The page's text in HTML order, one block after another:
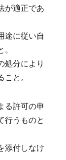
が適正であ
途に従い自
処分により
と。
る許可の申
行うものと
添付しなけ